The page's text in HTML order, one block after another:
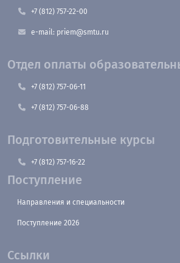
+7 (812) 757-22-00
e-mail: priem@smtu.ru
Отдел оплаты
+7 (812) 757-06-11
+7 (812) 757-06-88
Подготовительные курсы
+7 (812) 757-16-22
Поступление
Направления и специальности
Поступление 2026
Ссылки